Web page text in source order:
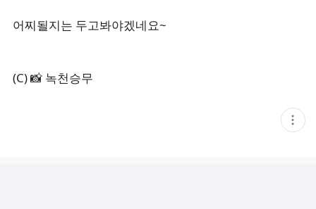
어찌될지는 두고봐야겠네요~
(C) 📸 녹천승무
현
재